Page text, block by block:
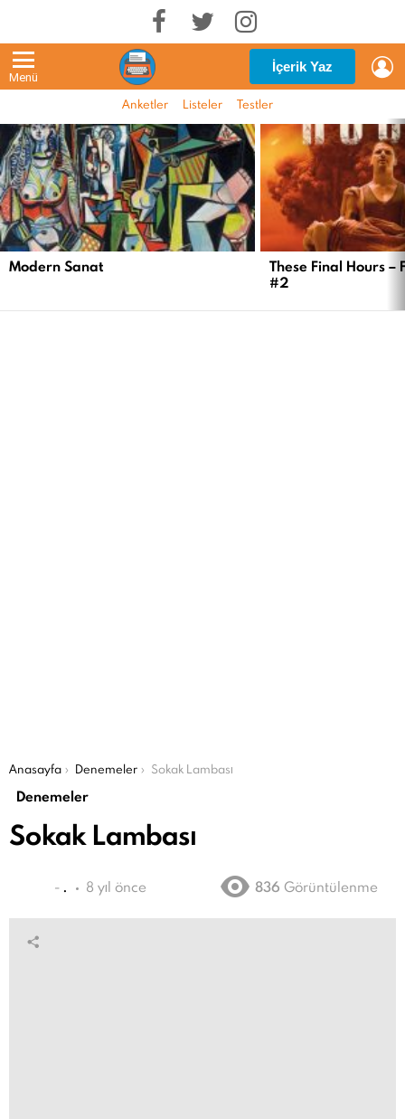
Menü
İçerik Yaz
Anketler Listeler Testler
EN
YENI
İÇERIKLER
Modern Sanat
These Final Hours –
#2
Şu an buradasın:
Anasayfa Denemeler Sokak Lambası
Denemeler
Sokak Lambası
- . 8 yıl önce 836 Görüntülenme